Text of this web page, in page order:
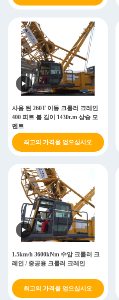
사용 된 260T 이동 크롤러 크레인
400 피트 붐 길이 1430t.m 상승 모
멘트
최고의 가격을 얻으십시오
1.5km/h 3600kNm 수압 크롤러 크
레인 / 중공용 크롤러 크레인
최고의 가격을 얻으십시오